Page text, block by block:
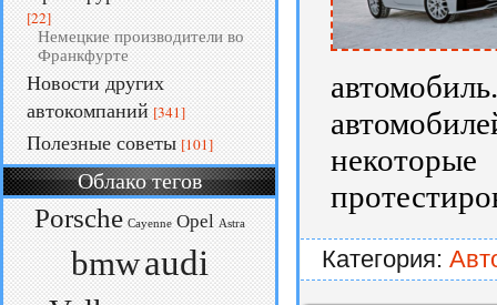
[22]
Немецкие производители во
Франкфурте
Новости других
автокомпаний [341]
Полезные советы [101]
Облако тегов
Porsche Cayenne Opel Astra
bmwaudi Категория: